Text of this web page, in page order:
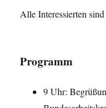
Alle Interessierten
Programm
9 Uhr: